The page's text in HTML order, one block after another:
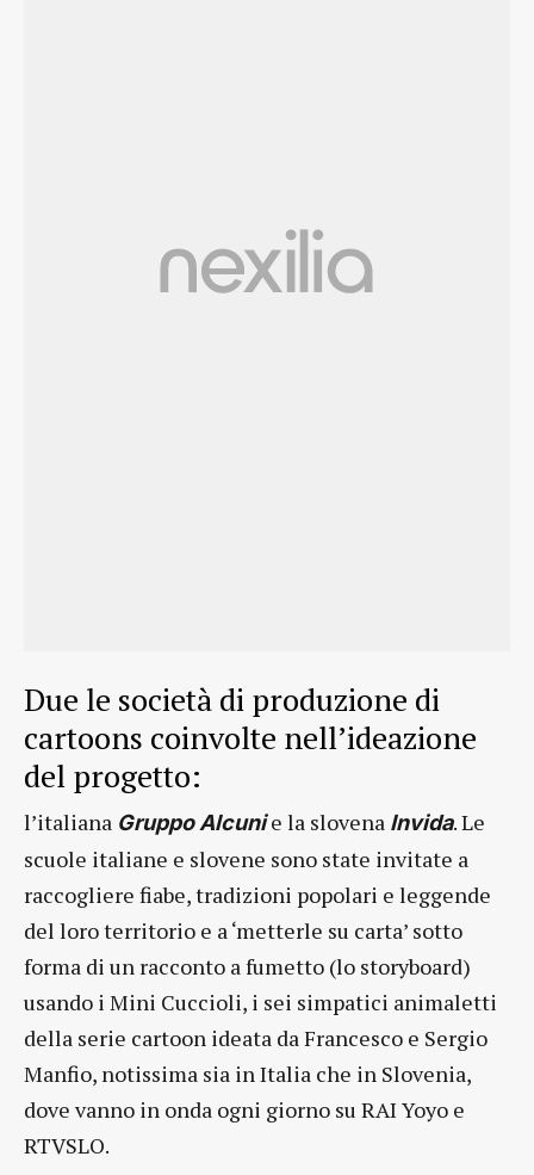
Due le società di produzione di
cartoons coinvolte nell’ideazione
del progetto:
l’italiana Gruppo Alcunie la slovena Invida. Le
scuole italiane e slovene sono state invitate a
raccogliere fiabe, tradizioni popolari e leggende
del loro territorio e a ‘metterle su carta’ sotto
forma di un racconto a fumetto (lo storyboard)
usando i Mini Cuccioli, i sei simpatici animaletti
della serie cartoon ideata da Francesco e Sergio
Manfio, notissima sia in Italia che in Slovenia,
dove vanno in onda ogni giorno su RAI Yoyo e
RTVSLO.